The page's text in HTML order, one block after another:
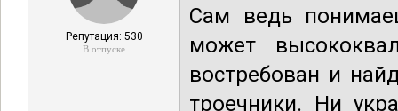
Репутация: 530
В отпуске
Сам ведь
может
востребован и
троечники. Ни